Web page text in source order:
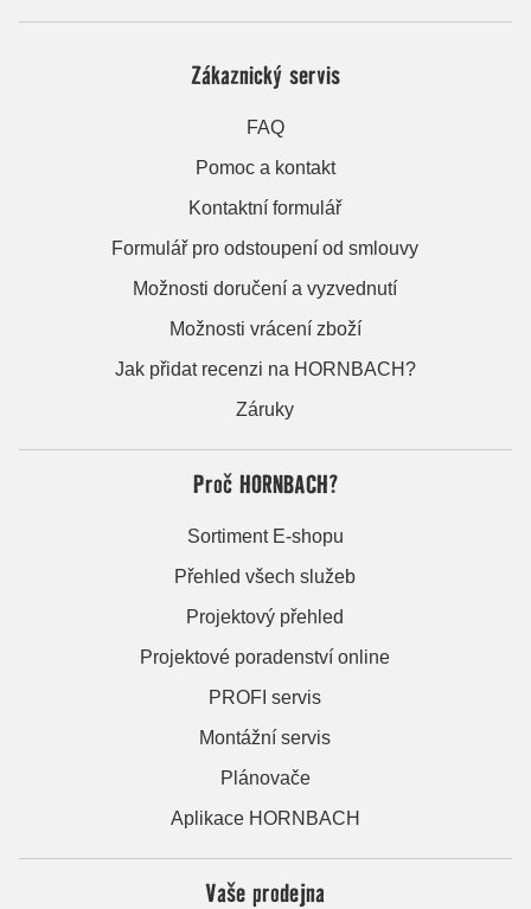
Zákaznický servis
FAQ
Pomoc a kontakt
Kontaktní formulář
Formulář pro odstoupení od smlouvy
Možnosti doručení a vyzvednutí
Možnosti vrácení zboží
Jak přidat recenzi na HORNBACH?
Záruky
Proč HORNBACH?
Sortiment E-shopu
Přehled všech služeb
Projektový přehled
Projektové poradenství online
PROFI servis
Montážní servis
Plánovače
Aplikace HORNBACH
Vaše prodejna